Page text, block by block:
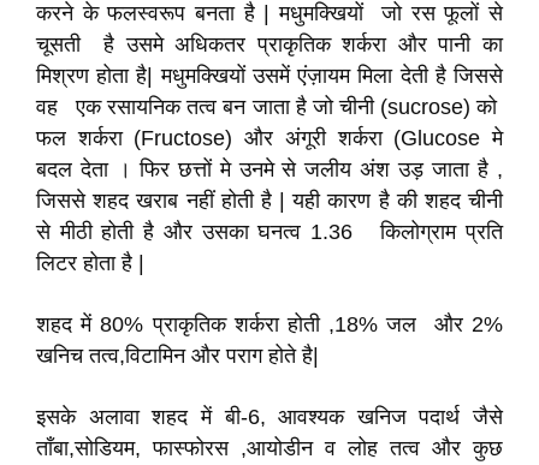
करने के फलस्वरूप बनता है | मधुमक्खियों जो रस फूलों से
चूसती है उसमे अधिकतर प्राकृतिक शर्करा और पानी का
मिश्रण होता है| मधुमक्खियों उसमें एंज़ायम मिला देती है जिससे
वह एक रसायनिक तत्व बन जाता है जो चीनी (sucrose) को
फल शर्करा (Fructose) और अंगूरी शर्करा (Glucose मे
बदल देता । फिर छत्तों मे उनमे से जलीय अंश उड़ जाता है ,
जिससे शहद खराब नहीं होती है | यही कारण है की शहद चीनी
से मीठी होती है और उसका घनत्व 1.36 किलोग्राम प्रति
लिटर होता है |
शहद में 80% प्राकृतिक शर्करा होती ,18% जल और 2%
खनिच तत्व,विटामिन और पराग होते है|
इसके अलावा शहद में बी-6, आवश्यक खनिज पदार्थ जैसे
ताँबा,सोडियम, फास्फोरस ,आयोडीन व लोह तत्व और कुछ